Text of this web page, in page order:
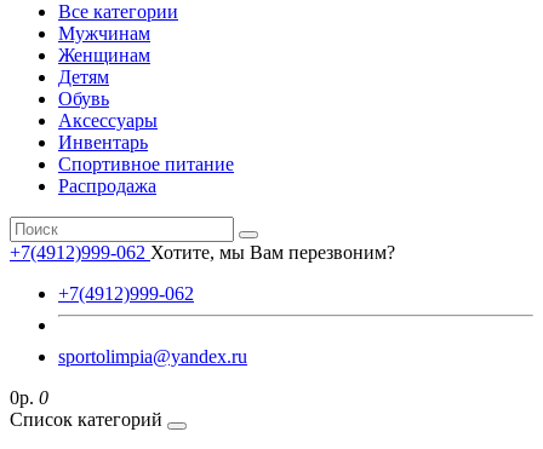
Все категории
Мужчинам
Женщинам
Детям
Обувь
Аксессуары
Инвентарь
Спортивное питание
Распродажа
+7(4912)999-062 Хотите, мы Вам перезвоним?
+7(4912)999-062
sportolimpia@yandex.ru
0р. 0
Список категорий